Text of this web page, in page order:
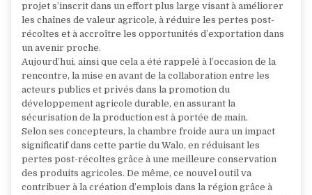
projet s’inscrit dans un effort plus large visant à améliorer
les chaînes de valeur agricole, à réduire les pertes post-
récoltes et à accroître les opportunités d’exportation dans
un avenir proche.
Aujourd’hui, ainsi que cela a été rappelé à l’occasion de la
rencontre, la mise en avant de la collaboration entre les
acteurs publics et privés dans la promotion du
développement agricole durable, en assurant la
sécurisation de la production est à portée de main.
Selon ses concepteurs, la chambre froide aura un impact
significatif dans cette partie du Walo, en réduisant les
pertes post-récoltes grâce à une meilleure conservation
des produits agricoles. De même, ce nouvel outil va
contribuer à la création d’emplois dans la région grâce à